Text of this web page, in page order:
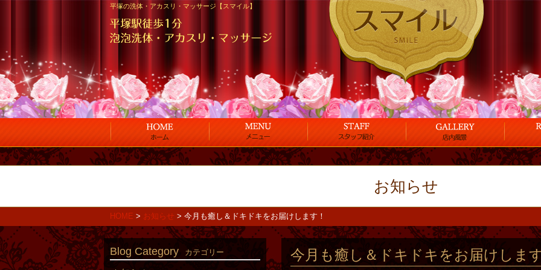
平塚の洗体・アカスリ・マッサージ【スマイル】
お知らせ
HOME > お知らせ > 今月も癒し＆ドキドキをお届けします！
今月も癒し＆ドキドキをお届けしま
Blog Category カテゴリー